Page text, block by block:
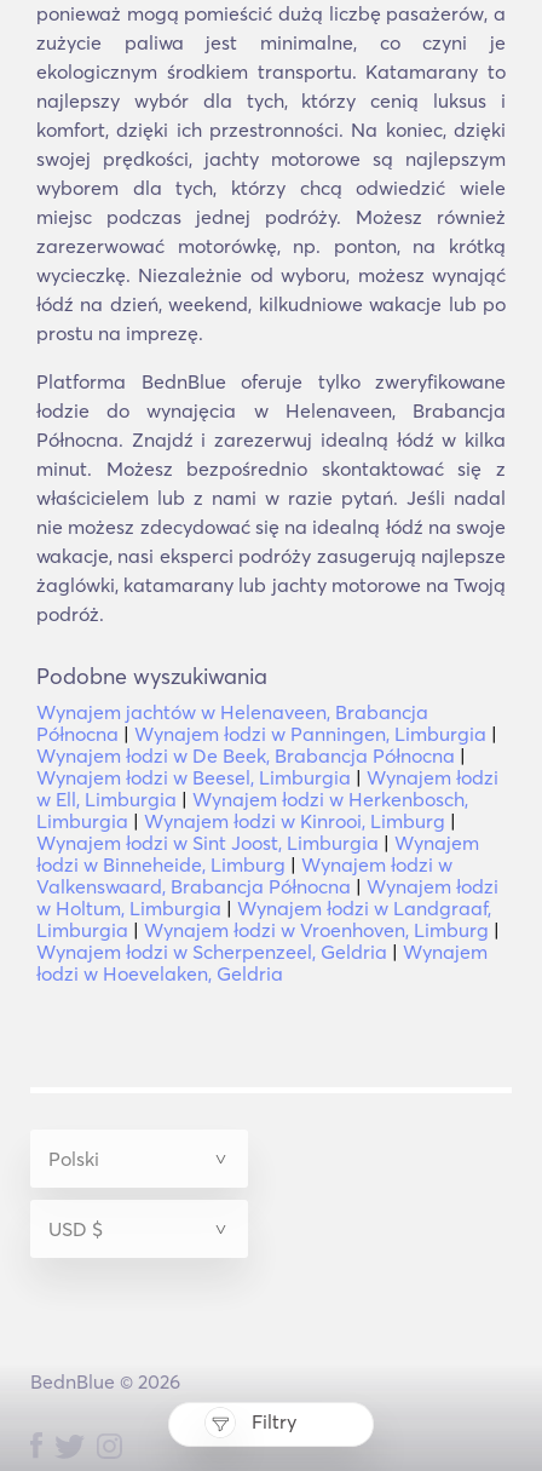
Filtry
ponieważ mogą pomieścić dużą liczbę pasażerów, a
zużycie paliwa jest minimalne, co czyni je
ekologicznym środkiem transportu. Katamarany to
najlepszy wybór dla tych, którzy cenią luksus i
komfort, dzięki ich przestronności. Na koniec, dzięki
swojej prędkości, jachty motorowe są najlepszym
wyborem dla tych, którzy chcą odwiedzić wiele
miejsc podczas jednej podróży. Możesz również
zarezerwować motorówkę, np. ponton, na krótką
wycieczkę. Niezależnie od wyboru, możesz wynająć
łódź na dzień, weekend, kilkudniowe wakacje lub po
prostu na imprezę.
Platforma BednBlue oferuje tylko zweryfikowane
łodzie do wynajęcia w Helenaveen, Brabancja
Północna. Znajdź i zarezerwuj idealną łódź w kilka
minut. Możesz bezpośrednio skontaktować się z
właścicielem lub z nami w razie pytań. Jeśli nadal
nie możesz zdecydować się na idealną łódź na swoje
wakacje, nasi eksperci podróży zasugerują najlepsze
żaglówki, katamarany lub jachty motorowe na Twoją
podróż.
Podobne wyszukiwania
Wynajem jachtów w Helenaveen, Brabancja
Północna | Wynajem łodzi w Panningen, Limburgia |
Wynajem łodzi w De Beek, Brabancja Północna |
Wynajem łodzi w Beesel, Limburgia | Wynajem łodzi
w Ell, Limburgia | Wynajem łodzi w Herkenbosch,
Limburgia | Wynajem łodzi w Kinrooi, Limburg |
Wynajem łodzi w Sint Joost, Limburgia | Wynajem
łodzi w Binneheide, Limburg | Wynajem łodzi w
Valkenswaard, Brabancja Północna | Wynajem łodzi
w Holtum, Limburgia | Wynajem łodzi w Landgraaf,
Limburgia | Wynajem łodzi w Vroenhoven, Limburg |
Wynajem łodzi w Scherpenzeel, Geldria | Wynajem
łodzi w Hoevelaken, Geldria
BednBlue © 2026